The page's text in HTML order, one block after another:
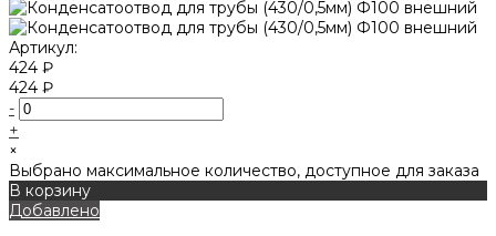
Артикул:
424 ₽
424 ₽
-
+
×
Выбрано максимальное количество, доступное для заказа
В корзину
Добавлено